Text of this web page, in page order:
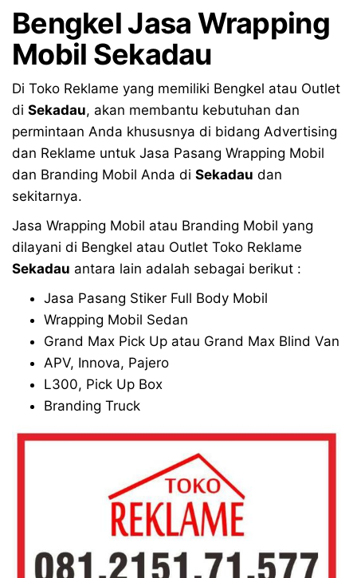
Bengkel Jasa Wrapping
Mobil Sekadau
Di Toko Reklame yang memiliki Bengkel atau Outlet
di Sekadau, akan membantu kebutuhan dan
permintaan Anda khususnya di bidang Advertising
dan Reklame untuk Jasa Pasang Wrapping Mobil
dan Branding Mobil Anda di Sekadau dan
sekitarnya.
Jasa Wrapping Mobil atau Branding Mobil yang
dilayani di Bengkel atau Outlet Toko Reklame
Sekadau antara lain adalah sebagai berikut :
Jasa Pasang Stiker Full Body Mobil
Wrapping Mobil Sedan
Grand Max Pick Up atau Grand Max Blind Van
APV, Innova, Pajero
L300, Pick Up Box
Branding Truck